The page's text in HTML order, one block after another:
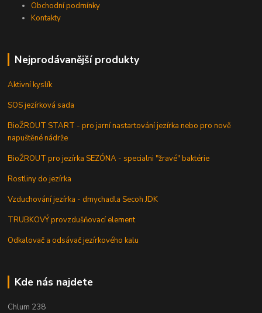
Obchodní podmínky
Kontakty
Nejprodávanější produkty
Aktivní kyslík
SOS jezírková sada
BioŽROUT START - pro jarní nastartování jezírka nebo pro nově
napuštěné nádrže
BioŽROUT pro jezírka SEZÓNA - specialni "žravé" baktérie
Rostliny do jezírka
Vzduchování jezírka - dmychadla Secoh JDK
TRUBKOVÝ provzdušňovací element
Odkalovač a odsávač jezírkového kalu
Kde nás najdete
Chlum 238